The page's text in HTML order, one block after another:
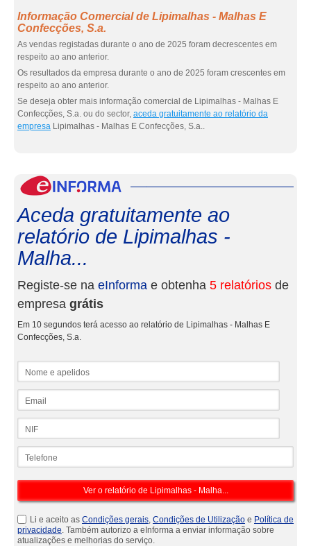
Informação Comercial de Lipimalhas - Malhas E
Confecções, S.a.
As vendas registadas durante o ano de 2025 foram decrescentes em
respeito ao ano anterior.
Os resultados da empresa durante o ano de 2025 foram crescentes em
respeito ao ano anterior.
Se deseja obter mais informação comercial de Lipimalhas - Malhas E
Confecções, S.a. ou do sector, aceda gratuitamente ao relatório da
empresa Lipimalhas - Malhas E Confecções, S.a..
Aceda gratuitamente ao
relatório de Lipimalhas -
Malha...
Registe-se na eInforma e obtenha 5 relatórios de
empresa grátis
Em 10 segundos terá acesso ao relatório de Lipimalhas - Malhas E
Confecções, S.a.
Li e aceito as Condições gerais, Condições de Utilização e Política de
privacidade. Também autorizo a eInforma a enviar informação sobre
atualizações e melhorias do serviço.